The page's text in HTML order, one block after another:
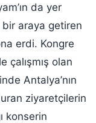
da yer
bir araya getiren
erdi. Kongre
çalışmış olan
Antalya’nın
ziyaretçilerin
konserin